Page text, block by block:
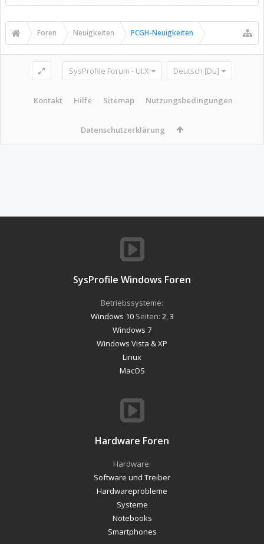
Foren Neuigkeiten PCGH-Neuigkeiten
SysProfile Forum - UI.X Deutsch [Du]
Kontakt Hilfe Sitemap Nutzungsbedingungen
Datenschutzerklärung
SysProfile Windows Foren
Betriebssysteme:
Windows 10Seiten: 2 3
Windows 7
Windows Vista & XP
Linux
MacOS
Hardware Foren
Hardware:
Software und Treiber
Hardwareprobleme
Systeme
Notebooks
Smartphones